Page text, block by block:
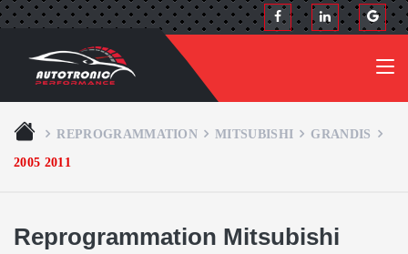
REPROGRAMMATION MITSUBISHI
GRANDIS
2005 2011
Reprogrammation Mitsubishi